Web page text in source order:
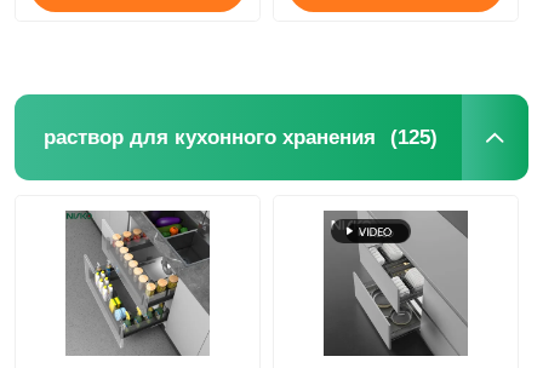
раствор для кухонного хранения (125)